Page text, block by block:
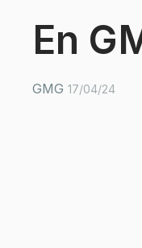
En
GMG 17/04/24